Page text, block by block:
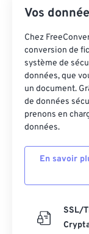
Vos
Chez
conversion de
système de
données, que
un document.
de données
prenons en
données.
En savoir
SSL/